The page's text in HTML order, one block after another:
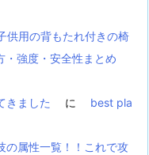
供用の背もたれ付きの椅
・強度・安全性まとめ
きました
に
best pla
の属性一覧！！これで攻